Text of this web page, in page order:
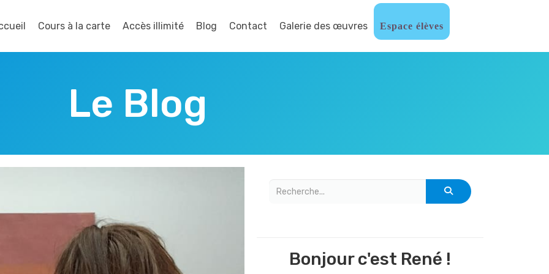
Cours à la carte Accès illimité Blog Contact Galerie des œuvres Espace élèves
Le Blog
Bonjour c'est René !